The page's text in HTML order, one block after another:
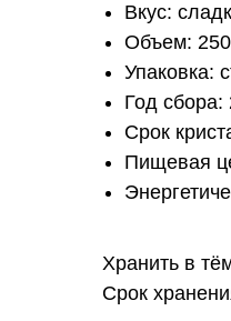
Вкус:
Объем: 250
Упаковка:
Год сбора:
Срок
Пищевая
Хранить в
Срок